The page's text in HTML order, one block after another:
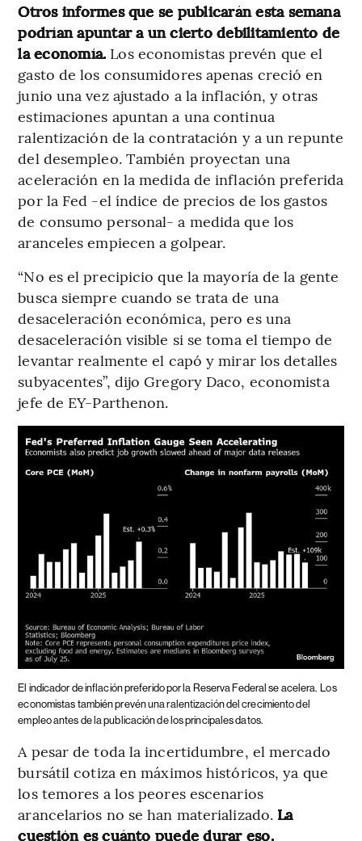
Otros informes que se publicarán esta semana
podrían apuntar a un cierto debilitamiento de
la economía. Los economistas prevén que el
gasto de los consumidores apenas creció en
junio una vez ajustado a la inflación, y otras
estimaciones apuntan a una continua
ralentización de la contratación y a un repunte
del desempleo. También proyectan una
aceleración en la medida de inflación preferida
por la Fed -el índice de precios de los gastos
de consumo personal- a medida que los
aranceles empiecen a golpear.
“No es el precipicio que la mayoría de la gente
busca siempre cuando se trata de una
desaceleración económica, pero es una
desaceleración visible si se toma el tiempo de
levantar realmente el capó y mirar los detalles
subyacentes”, dijo Gregory Daco, economista
jefe de EY-Parthenon.
El indicador de inflación preferido por la Reserva Federal se acelera. Los
economistas también prevén una ralentización del crecimiento del
empleo antes de la publicación de los principales datos.
A pesar de toda la incertidumbre, el mercado
bursátil cotiza en máximos históricos, ya que
los temores a los peores escenarios
arancelarios no se han materializado. La
cuestión es cuánto puede durar eso.